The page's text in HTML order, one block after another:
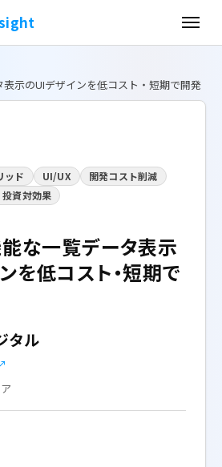
表示のUIデザインを低コスト・短期で開発
ッド UI/UX
開発コスト削減
資対効果
な一覧データ表示
を低コスト・短期で
タル